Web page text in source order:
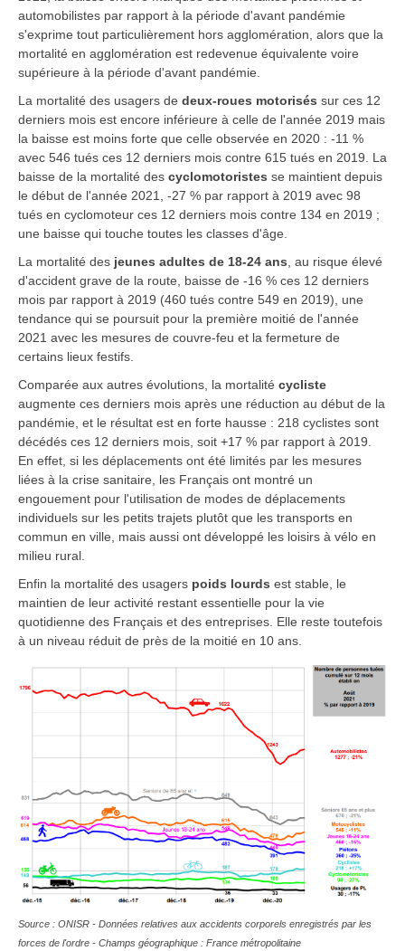
automobilistes par rapport à la période d'avant pandémie
s'exprime tout particulièrement hors agglomération, alors que la
mortalité en agglomération est redevenue équivalente voire
supérieure à la période d'avant pandémie.
La mortalité des usagers de deux-roues motorisés sur ces 12
derniers mois est encore inférieure à celle de l'année 2019 mais
la baisse est moins forte que celle observée en 2020 : -11 %
avec 546 tués ces 12 derniers mois contre 615 tués en 2019. La
baisse de la mortalité des cyclomotoristes se maintient depuis
le début de l'année 2021, -27 % par rapport à 2019 avec 98
tués en cyclomoteur ces 12 derniers mois contre 134 en 2019 ;
une baisse qui touche toutes les classes d'âge.
La mortalité des jeunes adultes de 18-24 ans, au risque élevé
d'accident grave de la route, baisse de -16 % ces 12 derniers
mois par rapport à 2019 (460 tués contre 549 en 2019), une
tendance qui se poursuit pour la première moitié de l'année
2021 avec les mesures de couvre-feu et la fermeture de
certains lieux festifs.
Comparée aux autres évolutions, la mortalité cycliste
augmente ces derniers mois après une réduction au début de la
pandémie, et le résultat est en forte hausse : 218 cyclistes sont
décédés ces 12 derniers mois, soit +17 % par rapport à 2019.
En effet, si les déplacements ont été limités par les mesures
liées à la crise sanitaire, les Français ont montré un
engouement pour l'utilisation de modes de déplacements
individuels sur les petits trajets plutôt que les transports en
commun en ville, mais aussi ont développé les loisirs à vélo en
milieu rural.
Enfin la mortalité des usagers poids lourds est stable, le
maintien de leur activité restant essentielle pour la vie
quotidienne des Français et des entreprises. Elle reste toutefois
à un niveau réduit de près de la moitié en 10 ans.
Source : ONISR - Données relatives aux accidents corporels enregistrés par les
forces de l'ordre - Champs géographique : France métropolitaine